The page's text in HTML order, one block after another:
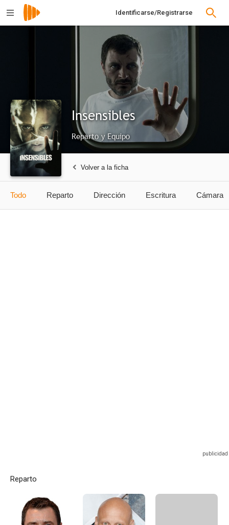
Identificarse/Registrarse
Insensibles
Reparto y Equipo
Volver a la ficha
Todo Reparto Dirección Escritura Cámara
Reparto